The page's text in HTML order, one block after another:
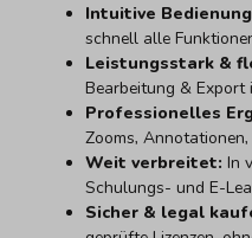
Intuitive
schnell alle
Leistungsstark &
Bearbeitung & Export
Professionelles
Zooms,
Weit verbreitet: In
Schulungs- und E-
Sicher & legal